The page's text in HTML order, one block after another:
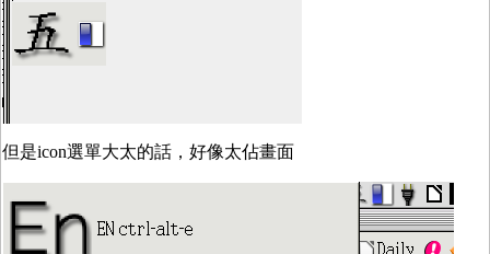
但是icon選單大太的話，好像太佔畫面